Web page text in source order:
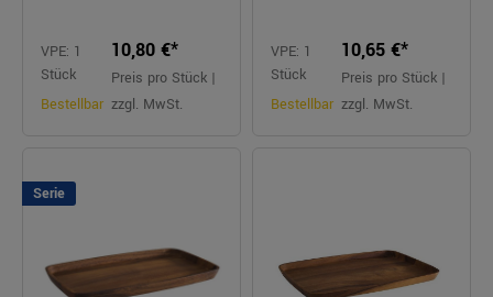
VPE: 1
Stück
Bestellbar
10,80 €*
Preis pro Stück |
zzgl. MwSt.
VPE: 1
Stück
Bestellbar
10,65 €*
Preis pro Stück |
zzgl. MwSt.
Serie